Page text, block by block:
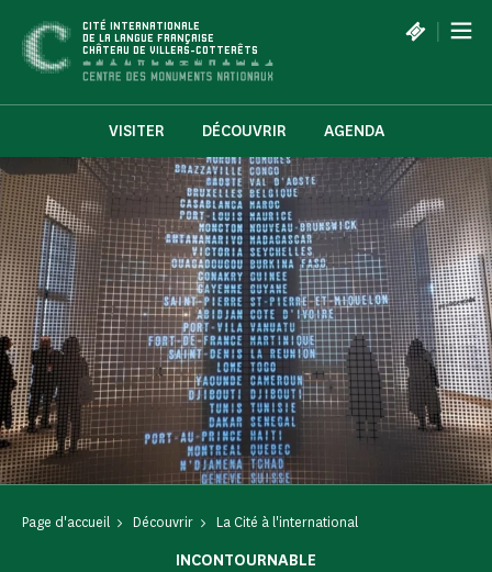
CITÉ INTERNATIONALE
DE LA LANGUE FRANÇAISE
CHÂTEAU DE VILLERS-COTTERÊTS
|
VISITER DÉCOUVRIR AGENDA
Page d'accueil Découvrir La Cité à l'international
INCONTOURNABLE